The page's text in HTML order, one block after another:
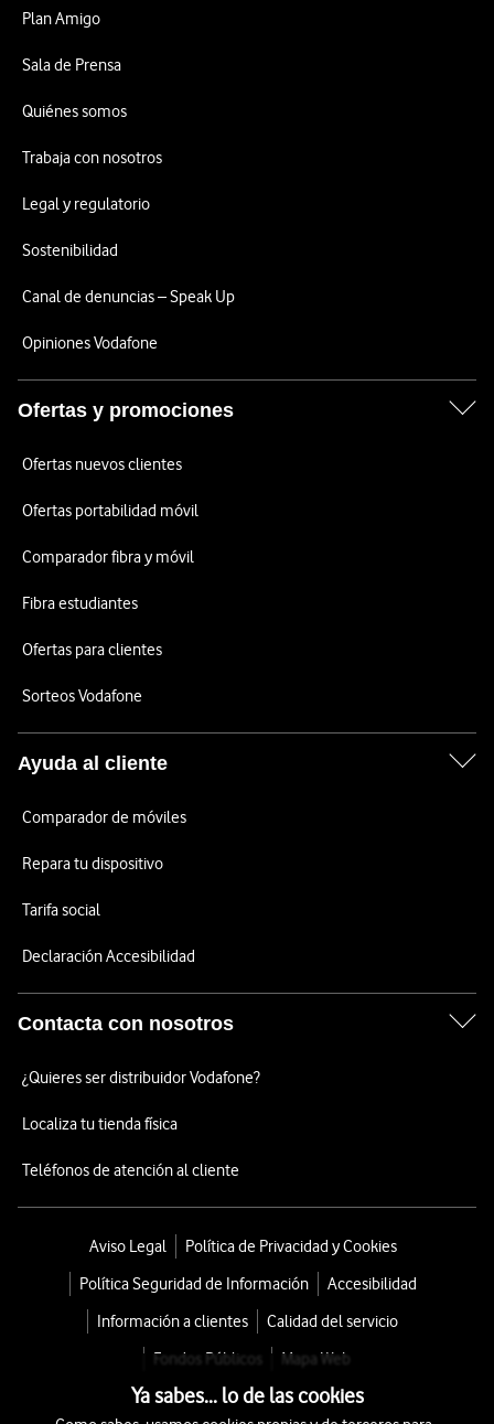
Plan Amigo
Sala de Prensa
Quiénes somos
Trabaja con nosotros
Legal y regulatorio
Sostenibilidad
Canal de denuncias – Speak Up
Opiniones Vodafone
Ofertas y promociones
Ofertas nuevos clientes
Ofertas portabilidad móvil
Comparador fibra y móvil
Fibra estudiantes
Ofertas para clientes
Sorteos Vodafone
Ayuda al cliente
Comparador de móviles
Repara tu dispositivo
Tarifa social
Declaración Accesibilidad
Contacta con nosotros
¿Quieres ser distribuidor Vodafone?
Localiza tu tienda física
Teléfonos de atención al cliente
Aviso Legal
Política de Privacidad y Cookies
Política Seguridad de Información
Accesibilidad
Información a clientes
Calidad del servicio
Fondos Públicos
Mapa Web
Ya sabes... lo de las cookies